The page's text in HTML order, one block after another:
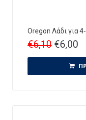
Oregon Λάδι για
€6,10 €6,00